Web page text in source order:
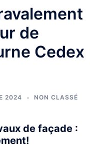
de
Cedex
2024 NON CLASSÉ
de façade :